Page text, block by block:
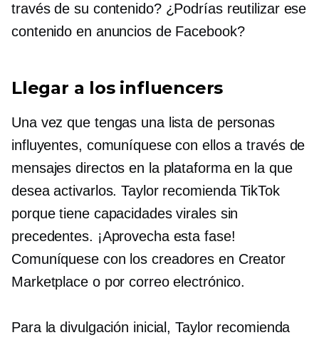
través de su contenido? ¿Podrías reutilizar ese
contenido en anuncios de Facebook?
Llegar a los influencers
Una vez que tengas una lista de personas
influyentes, comuníquese con ellos a través de
mensajes directos en la plataforma en la que
desea activarlos. Taylor recomienda TikTok
porque tiene capacidades virales sin
precedentes. ¡Aprovecha esta fase!
Comuníquese con los creadores en Creator
Marketplace o por correo electrónico.
Para la divulgación inicial, Taylor recomienda